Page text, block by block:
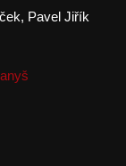
Pavel Jiřík